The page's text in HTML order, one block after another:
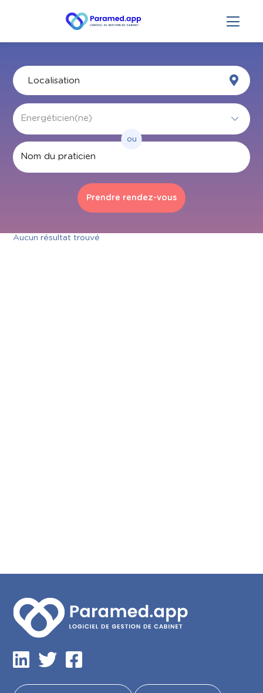
Par nom
ou
Aucun résultat trouvé